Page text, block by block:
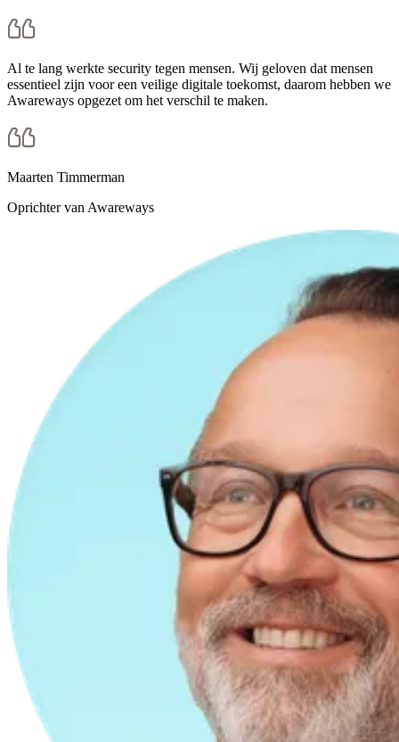
Al te lang werkte security tegen mensen. Wij geloven dat mensen
essentieel zijn voor een veilige digitale toekomst, daarom hebben we
Awareways opgezet om het verschil te maken.
Maarten Timmerman
Oprichter van Awareways